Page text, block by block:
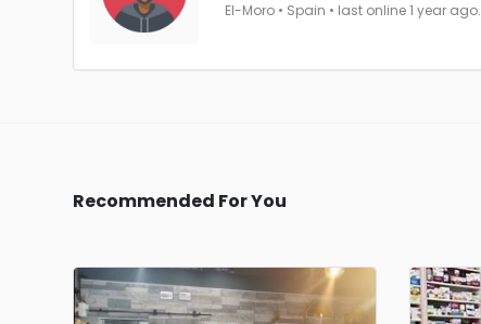
El-Moro • Spain • last online 1 year ago.
Recommended For You